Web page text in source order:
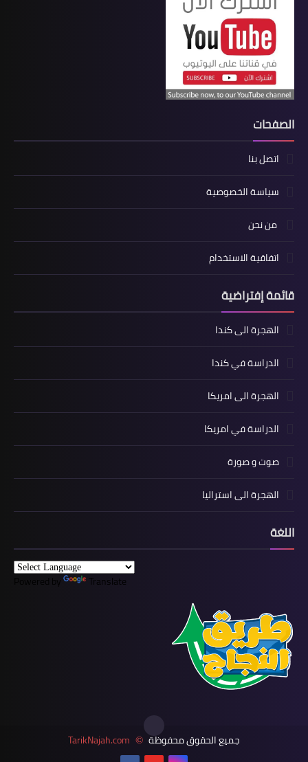
الصفحات
اتصل بنا
سياسة الخصوصية
من نحن
اتفاقية الاستخدام
قائمة إفتراضية
الهجرة الى كندا
الدراسة في كندا
الهجرة الى امريكا
الدراسة في امريكا
صوت و صورة
الهجرة الى استراليا
اللغة
Powered by Translate
جميع الحقوق محفوظة ©
TarikNajah.com